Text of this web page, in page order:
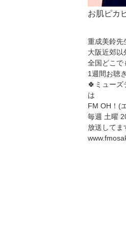
お肌ピカ
重成美鈴先
大阪近郊以
全国どこで
1週間お聴
🍀ミューズ
は
FM OH！(
毎週 土曜
放送してま